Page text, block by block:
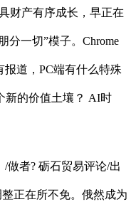
财产有序成长，早正在
分一切”模子。Chrome
道，PC端有什么特殊
新的价值土壤？ AI时
者? 砺石贸易评论/出
正在所不免。俄然成为